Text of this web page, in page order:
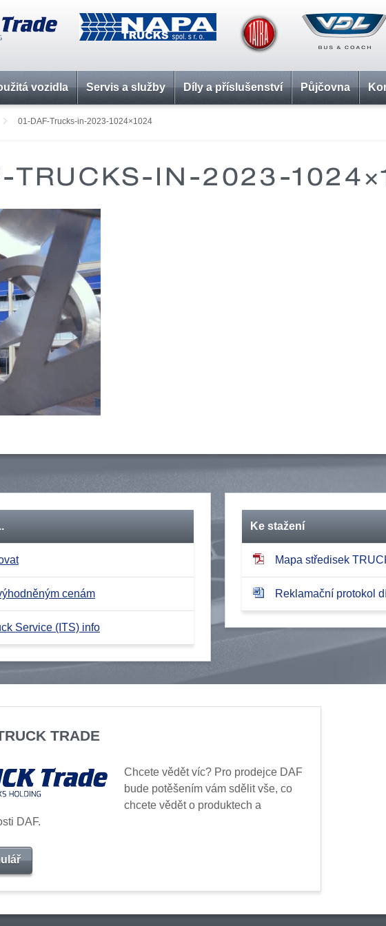
vozidla Servis a služby Díly a příslušenství Půjčovna
01-DAF-Trucks-in-2023-1024×1024
TRUCKS-IN-2023-
cenám
Service (ITS) info
Ke stažení
Mapa středisek
Reklamační protokol
TRADE
Chcete vědět víc? Pro prodejce DAF
bude potěšením vám sdělit vše, co
chcete vědět o produktech a
DAF.